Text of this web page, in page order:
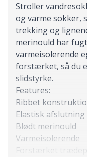
Stroller
og varme sokker,
trekking og
merinould har
varmeisolerende
forstærket, så du
slidstyrke.
Features:
Ribbet
Elastisk afslutning
Blødt merinould
Varmeisolerende
Forstærket